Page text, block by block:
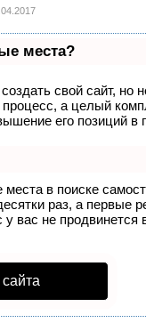
места?
свой сайт, но
а целый
его позиций в
в поиске
раз, а первые
вас не продвинется